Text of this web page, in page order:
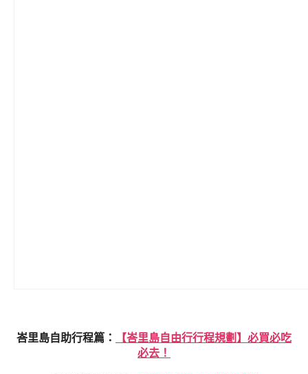
峇里島自助行程篇：
【峇里島自由行行程規劃】必買必吃
必去！